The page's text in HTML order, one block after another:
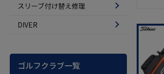
スリーブ付け替え修理
DIVER
ゴルフクラブ一覧